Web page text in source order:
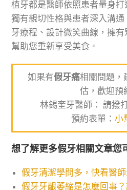
植牙都是醫師依照患者量身
獨有親切性格與患者深入溝
牙療程、設計微笑曲線，擁
幫助您重新享受美食。
如果有假牙痛相關問題，
估，歡迎預
林錫奎牙醫師： 請撥
預約表單： 小
想了解更多假牙相關文章您
假牙清潔學問多，快看醫師
假牙牙齦萎縮是怎麼回事